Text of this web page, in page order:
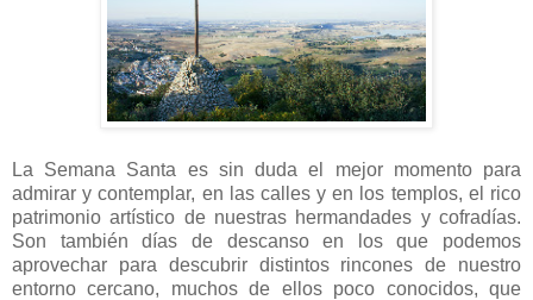
La Semana Santa es sin duda el mejor momento para
admirar y contemplar, en las calles y en los templos, el rico
patrimonio artístico de nuestras hermandades y cofradías.
Son también días de descanso en los que podemos
aprovechar para descubrir distintos rincones de nuestro
entorno cercano, muchos de ellos poco conocidos, que